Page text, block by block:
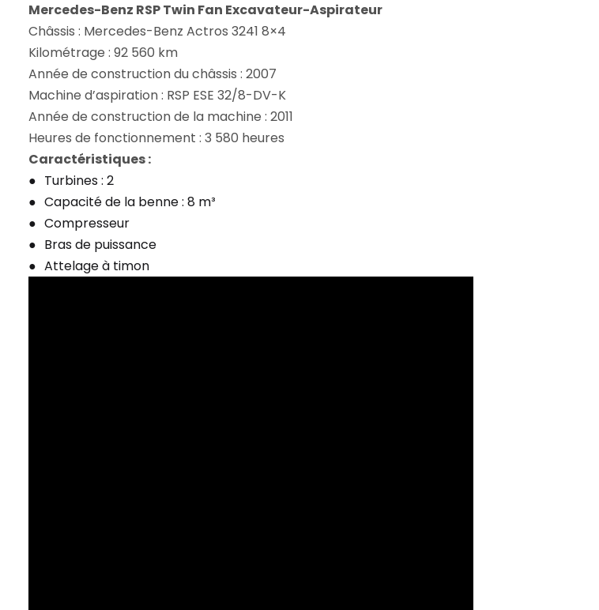
Mercedes-Benz RSP Twin Fan Excavateur-Aspirateur
Châssis : Mercedes-Benz Actros 3241 8×4
Kilométrage : 92 560 km
Année de construction du châssis : 2007
Machine d’aspiration : RSP ESE 32/8-DV-K
Année de construction de la machine : 2011
Heures de fonctionnement : 3 580 heures
Caractéristiques :
Turbines : 2
Capacité de la benne : 8 m³
Compresseur
Bras de puissance
Attelage à timon